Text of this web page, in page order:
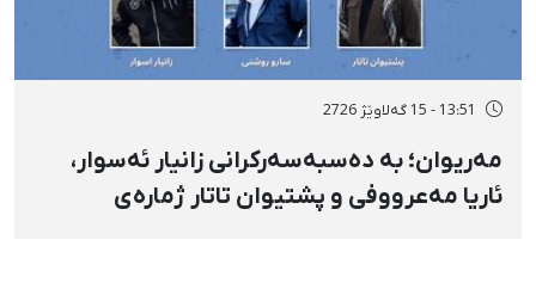
13:51 - 15 گەلاوێژ 2726
مەریوان؛ بە دەسبەسەرکرانی زانیار ئەسوار،
ئاریا مەعرووفی و پشتیوان تاتار ژمارەی